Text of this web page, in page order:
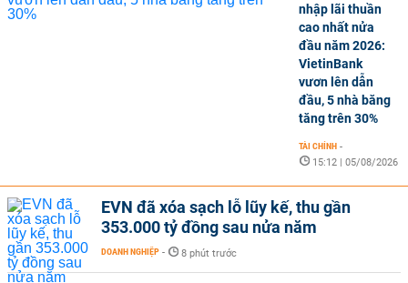
nhập lãi thuần
cao nhất nửa
đầu năm 2026:
VietinBank
vươn lên dẫn
đầu, 5 nhà băng
tăng trên 30%
TÀI CHÍNH -
15:12 | 05/08/2026
EVN đã xóa sạch lỗ lũy kế, thu gần
353.000 tỷ đồng sau nửa năm
DOANH NGHIỆP - 8 phút trước